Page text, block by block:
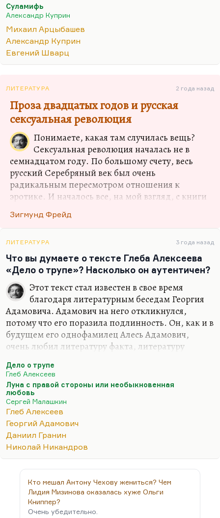
Тут могу вас только отослать к своей статье,
предваряющей антологию «Маруся отравилась».
Там речь идет о том, что сексуальная революция
— это не следствие революции социальной, а
скорее наоборот, следствие разочарования в ней,
бегство в такие оргиастические увлечения, такие
повести Глеба Алексеева («Дунькино счастье»,
«Дело о трупе»). Все эти оргии в среде комсомола,
то есть Серебряный век, опущенный на уровень…
Суламифь
Александр Куприн
Михаил Арцыбашев
Александр Куприн
Евгений Шварц
ЛИТЕРАТУРА 2 года назад
Проза двадцатых годов и русская
сексуальная революция
Понимаете, какая там случилась вещь?
Сексуальная революция началась не в
семнадцатом году. По большому счету, весь
русский Серебряный век был очень
радикальным пересмотром отношения к
эротике. И началось все, на мой взгляд, с книги
если говорить ещё глубже, то началось все с
«Крыльев» Кузмина, седьмого года. А если ещё
глубже смотреть, то началось, наверное, с
Чернышевского «Что делать?», который
абсолютно пересмотрел семью. Ну, то есть
ситуация двадцатых годов не была уникальна,
она не была принципиально нова, она
продолжала давний процесс.
Что здесь важно? Вообще двадцатые годы в
русской литературе — это Серебряный век,
спущенный на…
Зигмунд Фрейд
ЛИТЕРАТУРА 3 года назад
Что вы думаете о тексте Глеба Алексеева
«Дело о трупе»? Насколько он аутентичен?
Этот текст стал известен в свое время
благодаря литературным беседам Георгия
Адамовича. Адамович на него откликнулся,
потому что его поразила подлинность. Он, как и в
будущем его однофамилец Алесь Адамович,
очень любил литературу факта, литературу
И он пишет, что этот дневник, конечно,
бесхитростен и глуп, но любовь и смерть — всегда
любовь и смерть, даже если это любовь и смерть
ткачихи, банкаброшница, с комбината,
расположенного где-то близ Оки в маленьком
городе. Даже если это глупая семнадцатилетняя
девочка, которая влюблена в своего Серко,
безграмотна абсолютно и дневник свой заполняет
это…
Дело о трупе
Глеб Алексеев
Луна с правой стороны или необыкновенная
любовь
Сергей Малашкин
Глеб Алексеев
Георгий Адамович
Даниил Гранин
Николай Никандров
Кто мешал Антону Чехову жениться? Чем
Лидия Мизинова оказалась хуже Ольги
Книппер?
Очень убедительно.